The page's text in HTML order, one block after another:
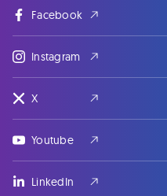
Facebook
Instagram
X
Youtube
LinkedIn